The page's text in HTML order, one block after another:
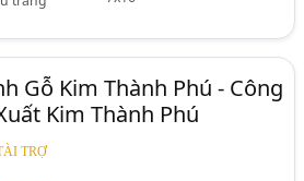
Gỗ Kim Thành Phú - Công
Kim Thành Phú
TRỢ